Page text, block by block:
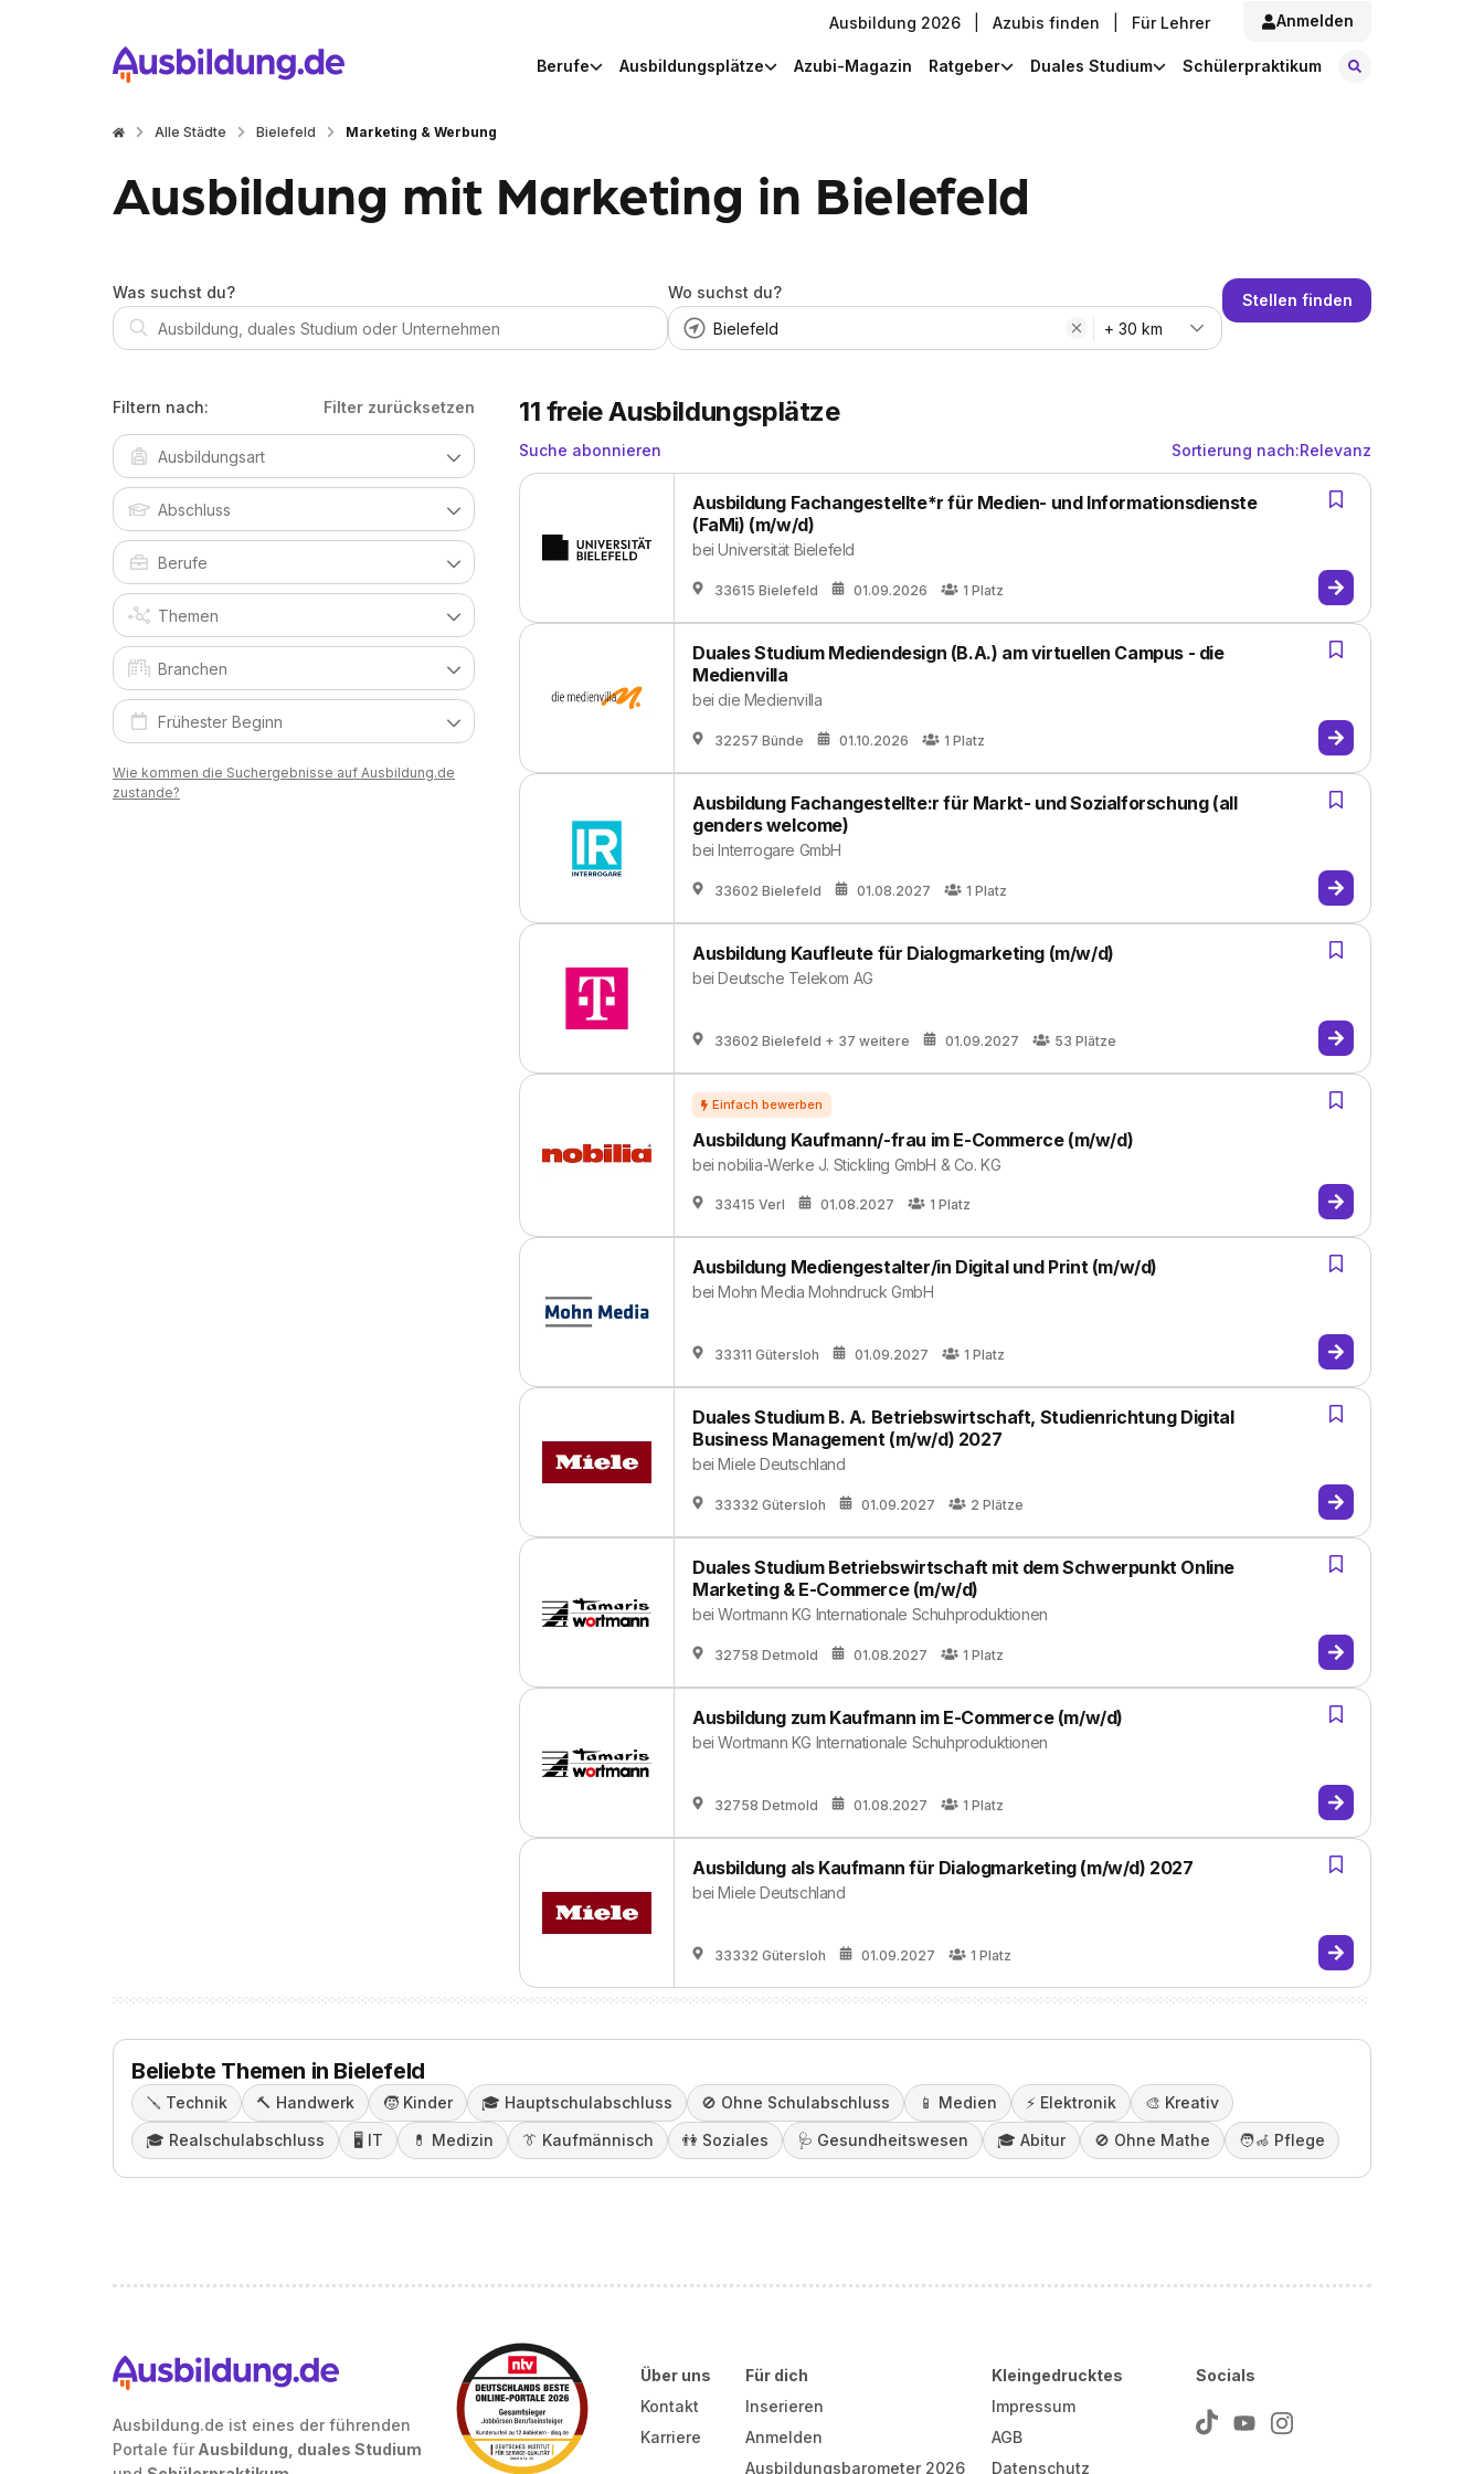
Ausbildung 2026 Azubis finden Für Lehrer Anmelden
Berufe Ausbildungsplätze Azubi-Magazin Ratgeber Duales Studium Schülerpraktikum
Alle Städte Bielefeld Marketing & Werbung
Ausbildung mit Marketing in Bielefeld
Was suchst du?
Wo suchst du?
+ 30 km
Stellen finden
Filtern nach: Filter zurücksetzen
Wie kommen die Suchergebnisse auf Ausbildung.de
zustande?
11 freie Ausbildungsplätze
Suche abonnieren Sortierung nach:Relevanz
Ausbildung Fachangestellte*r für Medien- und Informationsdienste
(FaMi) (m/w/d)
beiUniversität Bielefeld
33615 Bielefeld 01.09.2026 1 Platz
Duales Studium Mediendesign (B.A.) am virtuellen Campus - die
Medienvilla
beidie Medienvilla
32257 Bünde 01.10.2026 1 Platz
Ausbildung Fachangestellte:r für Markt- und Sozialforschung (all
genders welcome)
beiInterrogare GmbH
33602 Bielefeld 01.08.2027 1 Platz
Ausbildung Kaufleute für Dialogmarketing (m/w/d)
beiDeutsche Telekom AG
33602 Bielefeld + 37 weitere 01.09.2027 53 Plätze
Ausbildung Kaufmann/-frau im E-Commerce (m/w/d)
beinobilia-Werke J. Stickling GmbH & Co. KG
33415 Verl 01.08.2027 1 Platz
Ausbildung Mediengestalter/in Digital und Print (m/w/d)
beiMohn Media Mohndruck GmbH
33311 Gütersloh 01.09.2027 1 Platz
Duales Studium B. A. Betriebswirtschaft, Studienrichtung Digital
Business Management (m/w/d) 2027
beiMiele Deutschland
33332 Gütersloh 01.09.2027 2 Plätze
Duales Studium Betriebswirtschaft mit dem Schwerpunkt Online
Marketing & E-Commerce (m/w/d)
beiWortmann KG Internationale Schuhproduktionen
32758 Detmold 01.08.2027 1 Platz
Ausbildung zum Kaufmann im E-Commerce (m/w/d)
beiWortmann KG Internationale Schuhproduktionen
32758 Detmold 01.08.2027 1 Platz
Ausbildung als Kaufmann für Dialogmarketing (m/w/d) 2027
beiMiele Deutschland
33332 Gütersloh 01.09.2027 1 Platz
Beliebte Themen in Bielefeld
🪛 Technik 🔨 Handwerk 🧒 Kinder 🎓️ Hauptschulabschluss 🚫 Ohne Schulabschluss 📱 Medien ⚡️ Elektronik 🎨 Kreativ
🎓️ Realschulabschluss 🖥️ IT 💊 Medizin 👔 Kaufmännisch 👫 Soziales 🩺 Gesundheitswesen 🎓️ Abitur 🚫 Ohne Mathe 🧑‍🦽 Pflege
Ausbildung.de ist eines der führenden
Portale für Ausbildung, duales Studium
Über uns
Kontakt
Karriere
Für dich
Inserieren
Anmelden
Ausbildungsbarometer 2026
Kleingedrucktes
Impressum
AGB
Datenschutz
Socials